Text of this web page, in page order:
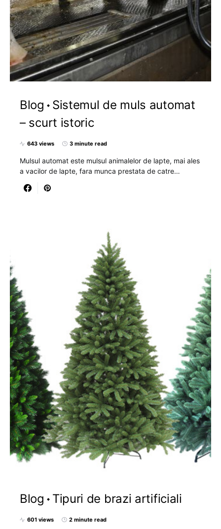
Blog
Sistemul de muls automat
– scurt istoric
643 views 3 minute read
Mulsul automat este mulsul animalelor de lapte, mai ales
a vacilor de lapte, fara munca prestata de catre…
Blog Tipuri de brazi artificiali
601 views 2 minute read